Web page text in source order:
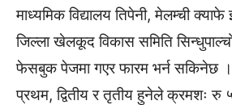
माध्यमिक विद्यालय तिपेनी, मेलम्ची
जिल्ला खेलकूद विकास समिति
फेसबुक पेजमा गएर फारम भर्न सकिनेछ ।
प्रथम, द्वितीय र तृतीय हुनेले क्रमशः रु